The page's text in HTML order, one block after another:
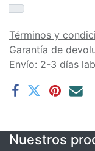
Términos y
Garantía de
Envío: 2-3 días
Nuestros